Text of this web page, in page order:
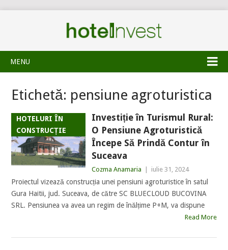
MENU
Etichetă: pensiune agroturistica
HOTELURI ÎN
CONSTRUCȚIE
Investiție în Turismul Rural:
O Pensiune Agroturistică
Începe Să Prindă Contur în
Suceava
Cozma Anamaria iulie 31, 2024
Proiectul vizează construcția unei pensiuni agroturistice în satul
Gura Haitii, jud. Suceava, de către SC BLUECLOUD BUCOVINA
SRL. Pensiunea va avea un regim de înălțime P+M, va dispune
Read More